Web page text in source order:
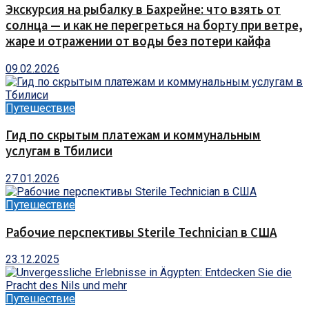
Экскурсия на рыбалку в Бахрейне: что взять от
солнца — и как не перегреться на борту при ветре,
жаре и отражении от воды без потери кайфа
09.02.2026
Путешествие
Гид по скрытым платежам и коммунальным
услугам в Тбилиси
27.01.2026
Путешествие
Рабочие перспективы Sterile Technician в США
23.12.2025
Путешествие